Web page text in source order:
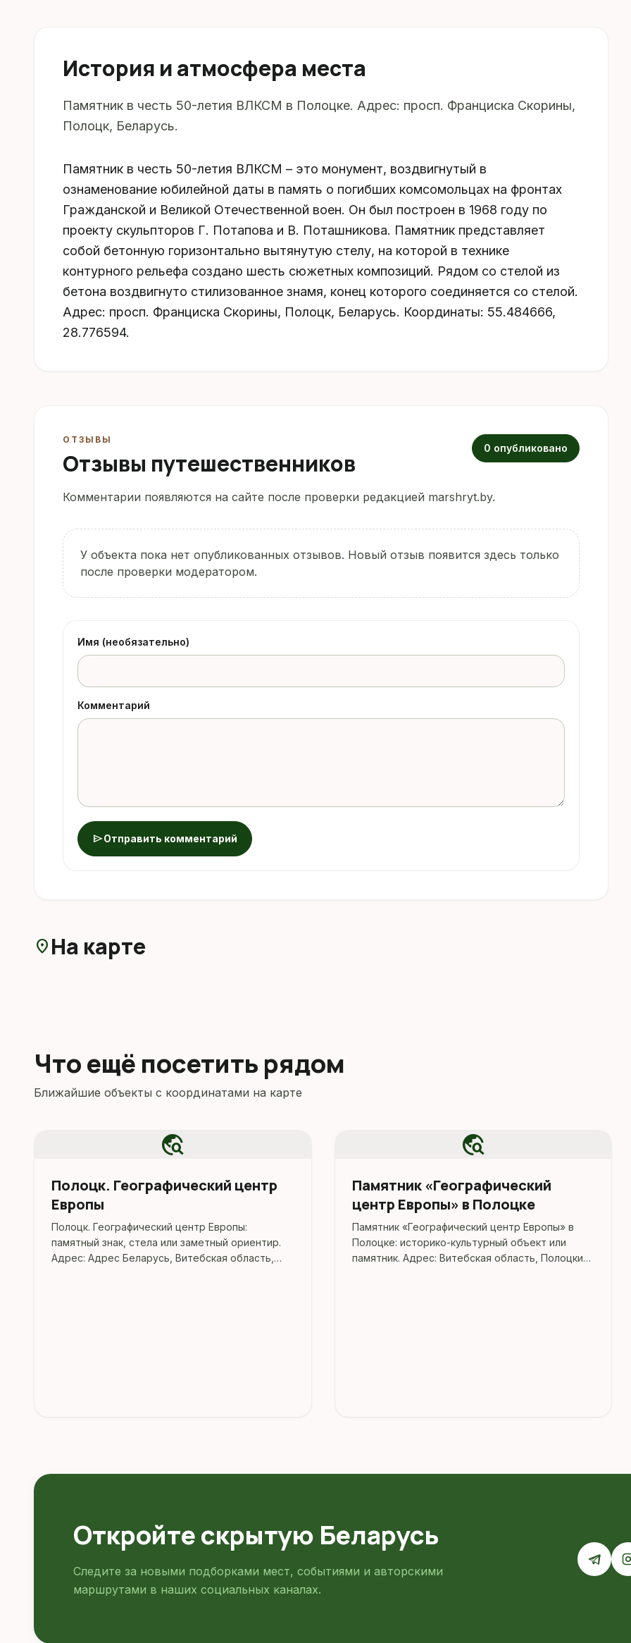
История и атмосфера места
Памятник в честь 50-летия ВЛКСМ в Полоцке. Адрес: просп. Франциска Скорины,
Полоцк, Беларусь.
Памятник в честь 50-летия ВЛКСМ – это монумент, воздвигнутый в
ознаменование юбилейной даты в память о погибших комсомольцах на фронтах
Гражданской и Великой Отечественной воен. Он был построен в 1968 году по
проекту скульпторов Г. Потапова и В. Поташникова. Памятник представляет
собой бетонную горизонтально вытянутую стелу, на которой в технике
контурного рельефа создано шесть сюжетных композиций. Рядом со стелой из
бетона воздвигнуто стилизованное знамя, конец которого соединяется со стелой.
Адрес: просп. Франциска Скорины, Полоцк, Беларусь. Координаты: 55.484666,
28.776594.
ОТЗЫВЫ
Отзывы путешественников
0 опубликовано
Комментарии появляются на сайте после проверки редакцией marshryt.by.
У объекта пока нет опубликованных отзывов. Новый отзыв появится здесь только
после проверки модератором.
Имя (необязательно)
Комментарий
sendОтправить комментарий
location_on На карте
Что ещё посетить рядом
Ближайшие объекты с координатами на карте
travel_explore
Полоцк. Географический центр
Европы
Полоцк. Географический центр Европы:
памятный знак, стела или заметный ориентир.
Адрес: Адрес Беларусь, Витебская область,
travel_explore
Памятник «Географический
центр Европы» в Полоцке
Памятник «Географический центр Европы» в
Полоцке: историко-культурный объект или
памятник. Адрес: Витебская область, Полоцкий
Откройте скрытую Беларусь
Следите за новыми подборками мест, событиями и авторскими
маршрутами в наших социальных каналах.